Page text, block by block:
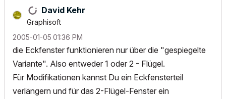
David Kehr
Graphisoft
‎2005-01-05 01:36 PM
die Eckfenster funktionieren nur über die "gespiegelte
Variante". Also entweder 1 oder 2 - Flügel.
Für Modifikationen kannst Du ein Eckfensterteil
verlängern und für das 2-Flügel-Fenster ein